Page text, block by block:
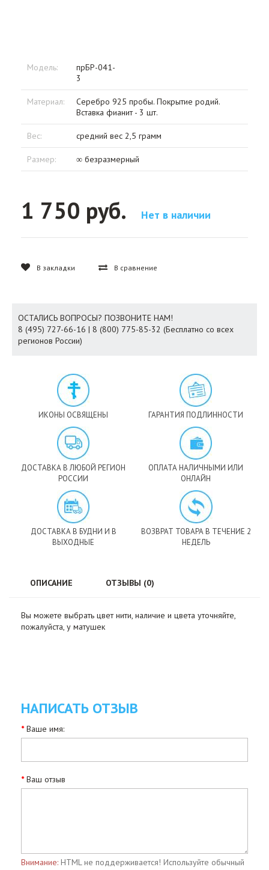
Модель:
прБР-041-
3
Материал:
Серебро 925 пробы. Покрытие родий.
Вставка фианит - 3 шт.
Вес: средний вес 2,5 грамм
Размер: ∞ безразмерный
1 750 руб. Нет в наличии
В закладки В сравнение
ОСТАЛИСЬ ВОПРОСЫ? ПОЗВОНИТЕ НАМ!
8 (495) 727-66-16 | 8 (800) 775-85-32 (Бесплатно со всех
регионов России)
ИКОНЫ ОСВЯЩЕНЫ ГАРАНТИЯ ПОДЛИННОСТИ
ДОСТАВКА В ЛЮБОЙ РЕГИОН
РОССИИ
ОПЛАТА НАЛИЧНЫМИ ИЛИ
ОНЛАЙН
ДОСТАВКА В БУДНИ И В
ВЫХОДНЫЕ
ВОЗВРАТ ТОВАРА В ТЕЧЕНИЕ 2
НЕДЕЛЬ
ОПИСАНИЕ ОТЗЫВЫ (0)
Вы можете выбрать цвет нити, наличие и цвета уточняйте,
пожалуйста, у матушек
НАПИСАТЬ ОТЗЫВ
Ваше имя:
Ваш отзыв
Внимание: HTML не поддерживается! Используйте обычный